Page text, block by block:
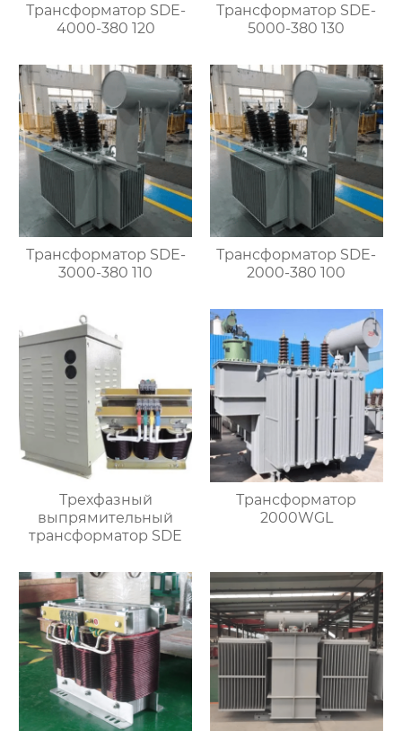
Трансформатор SDE-
4000-380 120
Трансформатор SDE-
5000-380 130
Трансформатор SDE-
3000-380 110
Трансформатор SDE-
2000-380 100
Трехфазный
выпрямительный
трансформатор SDE
Трансформатор
2000WGL